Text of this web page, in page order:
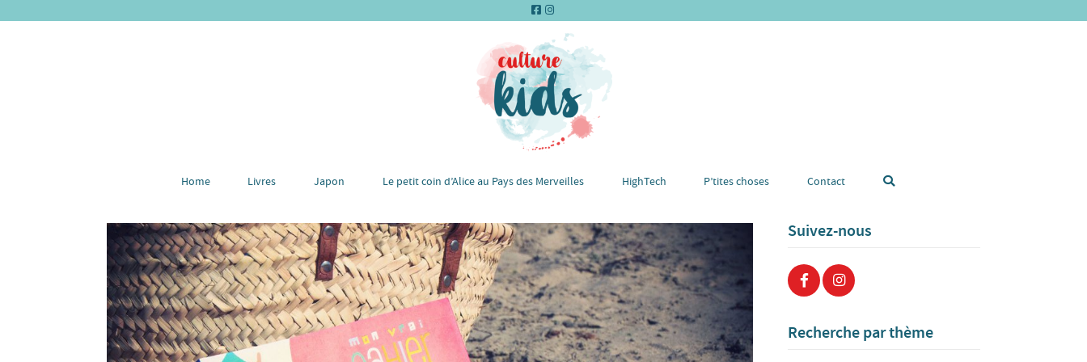
Home Livres Japon Le petit coin d’Alice au Pays des Merveilles HighTech P’tites choses Contact
Suivez-nous
Recherche par thème